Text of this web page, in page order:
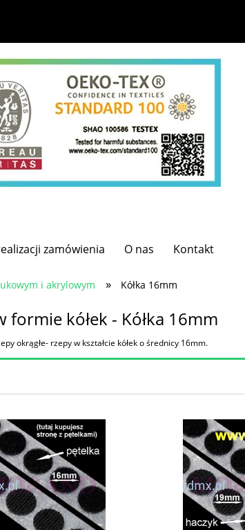
zamówienia O nas Kontakt
i akrylowym » Kółka 16mm
formie kółek - Kółka 16mm
okrągłe- rzepy w kształcie kółek o średnicy 16mm.